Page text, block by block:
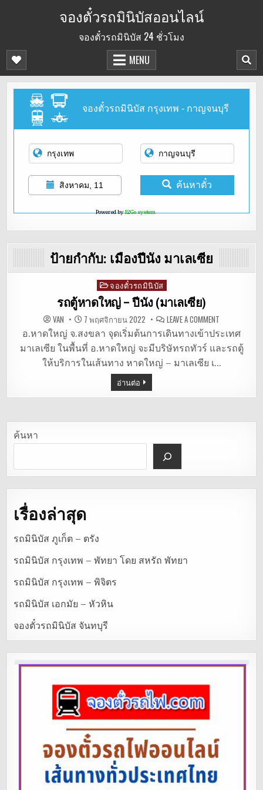
จองตั๋วรถมินิบัสออนไลน์
จองตั๋วรถมินิบัส 24 ชั่วโมง
MENU
จองตั๋วรถมินิบัส กรุงเทพ - กาญจนบุรี
สิงหาคม, 11 ค้นหาตั๋ว
Powered by12Go system
ป้ายกำกับ: เมืองปีนัง มาเลเซีย
Posted
in
จองตั๋วรถมินิบัส
รถตู้หาดใหญ่ – ปีนัง (มาเลเซีย)
VAN 7 พฤศจิกายน 2022 LEAVE A COMMENT
ตู้
หาดใหญ่
–
(มาเลเซีย)
อ.หาดใหญ่ จ.สงขลา จุดเริ่มต้นการเดินทางเข้าประเทศ
มาเลเซีย ในพื้นที่ อ.หาดใหญ่ จะมีบริษัทรถทัวร์ และรถตู้
ให้บริการในเส้นทาง หาดใหญ่ – มาเลเซีย เ…
อ่านต่อ
ค้นหา
เรื่องล่าสุด
รถมินิบัส ภูเก็ต – ตรัง
รถมินิบัส กรุงเทพ – พัทยา โดย สหรัถ พัทยา
รถมินิบัส กรุงเทพ – พิจิตร
รถมินิบัส เอกมัย – หัวหิน
จองตั๋วรถมินิบัส จันทบุรี